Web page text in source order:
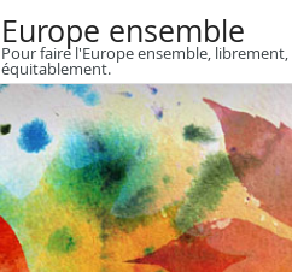
Europe ensemble
Pour faire l'Europe ensemble, librement,
équitablement.